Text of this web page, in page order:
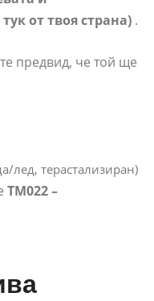
от твоя страна) .
предвид, че той ще
лед, терастализиран)
TM022 –